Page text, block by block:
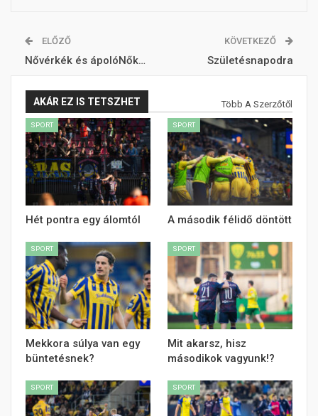
ELŐZŐ
Nővérkék és ápolóNők…
KÖVETKEZŐ
Születésnapodra
AKÁR EZ IS TETSZHET Több A Szerzőtől
SPORT
Hét pontra egy álomtól
SPORT
A második félidő döntött
SPORT
Mekkora súlya van egy
büntetésnek?
SPORT
Mit akarsz, hisz
másodikok vagyunk!?
SPORT SPORT